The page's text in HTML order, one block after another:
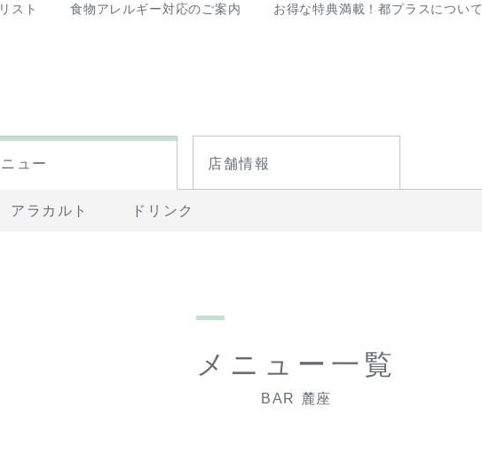
スト 食物アレルギー対応のご案内 お得な特典満載！都プラスについて
ニュー 店舗情報
アラカルト ドリンク
メニュー一覧
BAR 麓座